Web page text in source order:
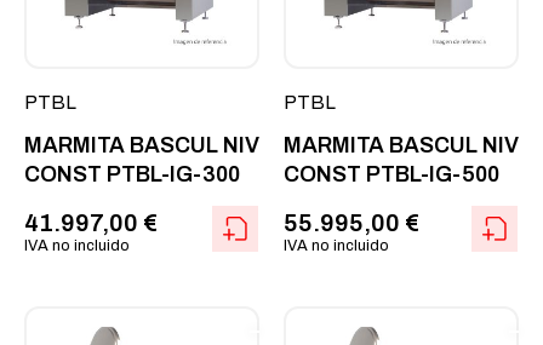
PTBL
MARMITA BASCUL NIV
CONST PTBL-IG-300
41.997,00 €
IVA no incluido
PTBL
MARMITA BASCUL NIV
CONST PTBL-IG-500
55.995,00 €
IVA no incluido